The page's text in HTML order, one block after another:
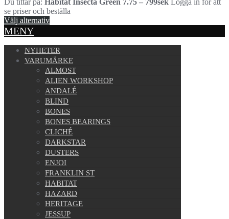
Du tittar på: Habitat Insecta Green 7.75 – 799sek Logga in för att
se priser och beställa
Välj alternativ
MENY
NYHETER
VARUMÄRKE
ALMOST
ALIEN WORKSHOP
ANDALÉ
BLIND
BONES
BONES BEARINGS
CLICHÉ
DARKSTAR
DUSTERS
ENJOI
FRANKLIN ST
HABITAT
HAZARD
HERITAGE
JESSUP